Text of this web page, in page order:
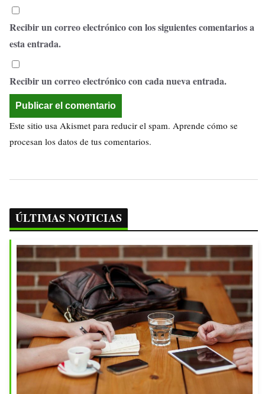
Recibir un correo electrónico con los siguientes comentarios a
esta entrada.
Recibir un correo electrónico con cada nueva entrada.
Este sitio usa Akismet para reducir el spam. Aprende cómo se
procesan los datos de tus comentarios.
ÚLTIMAS NOTICIAS